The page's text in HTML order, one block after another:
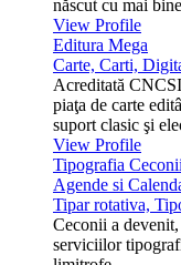
născut cu mai
View Profile
Editura Mega
Carte, Carti,
Acreditată
piaţa de carte
suport clasic şi
View Profile
Tipografia
Agende si
Tipar rotativa,
Ceconii a
serviciilor